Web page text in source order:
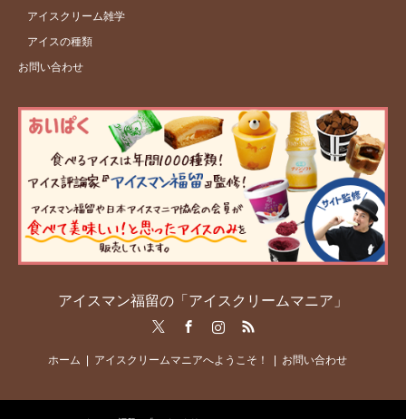
アイスクリーム雑学
アイスの種類
お問い合わせ
アイスマン福留の「アイスクリームマニア」
RSS
ホーム アイスクリームマニアへようこそ！ お問い合わせ